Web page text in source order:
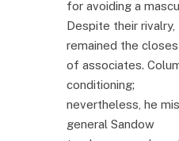
for avoiding a
Despite their rivalry,
remained the
of associates.
conditioning;
nevertheless, he
general Sandow